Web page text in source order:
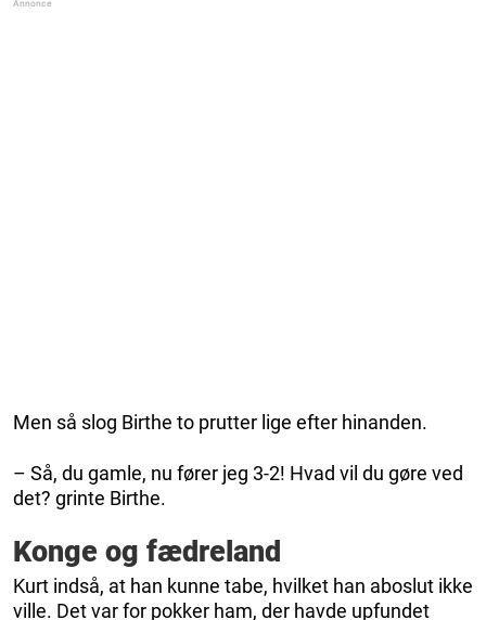
Men så slog Birthe to prutter lige efter hinanden.
– Så, du gamle, nu fører jeg 3-2! Hvad vil du gøre ved
det? grinte Birthe.
Konge og fædreland
Kurt indså, at han kunne tabe, hvilket han aboslut ikke
ville. Det var for pokker ham, der havde upfundet